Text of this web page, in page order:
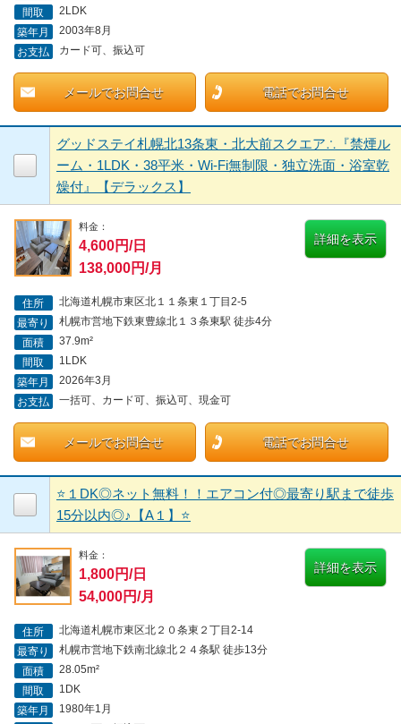
間取
2LDK
築年月
2003年8月
お支払
カード可、振込可
メールでお問合せ 電話でお問合せ
グッドステイ札幌北13条東・北大前スクエア∴『禁煙ル
ーム・1LDK・38平米・Wi-Fi無制限・独立洗面・浴室乾
燥付』【デラックス】
料金：
4,600円/日
138,000円/月
詳細を表示
住所
北海道札幌市東区北１１条東１丁目2-5
最寄り
札幌市営地下鉄東豊線北１３条東駅 徒歩4分
面積
37.9m²
間取
1LDK
築年月
2026年3月
お支払
一括可、カード可、振込可、現金可
メールでお問合せ 電話でお問合せ
⭐１DK◎ネット無料！！エアコン付◎最寄り駅まで徒歩
15分以内◎♪【A１】⭐
料金：
1,800円/日
54,000円/月
詳細を表示
住所
北海道札幌市東区北２０条東２丁目2-14
最寄り
札幌市営地下鉄南北線北２４条駅 徒歩13分
面積
28.05m²
間取
1DK
築年月
1980年1月